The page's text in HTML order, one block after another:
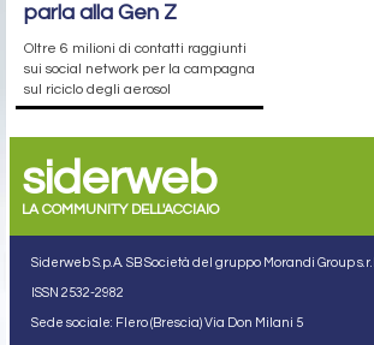
parla alla Gen Z
Oltre 6 milioni di contatti raggiunti
sui social network per la campagna
sul riciclo degli aerosol
siderweb
LA COMMUNITY DELL'ACCIAIO
Siderweb S.p.A. SB Società del gruppo Morandi Group s.r.l.
ISSN 2532-2982
Sede sociale: Flero (Brescia) Via Don Milani 5